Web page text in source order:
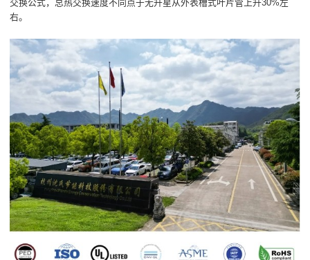
交换公式，总热交换速度不同点于无升星从外表槽式叶片管上升30%左
右。